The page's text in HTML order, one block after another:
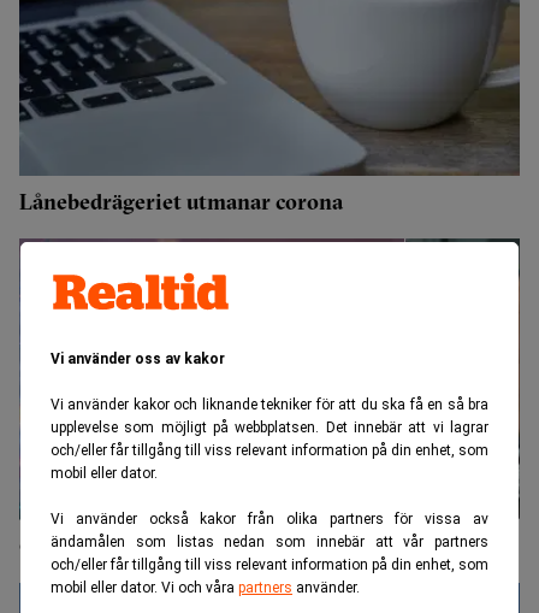
Vi använder oss av kakor
Vi använder kakor och liknande tekniker för att du ska få en så bra
upplevelse som möjligt på webbplatsen. Det innebär att vi lagrar
och/eller får tillgång till viss relevant information på din enhet, som
mobil eller dator.
Vi använder också kakor från olika partners för vissa av
ändamålen som listas nedan som innebär att vår partners
och/eller får tillgång till viss relevant information på din enhet, som
mobil eller dator. Vi och våra partners använder.
Lånebedrägeriet utmanar corona
Gäller den eviga sanningen att börsen alltid stiger?